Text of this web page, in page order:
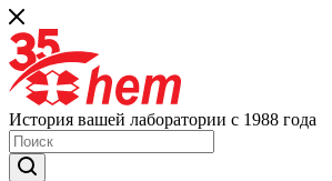
История вашей лаборатории с 1988 года